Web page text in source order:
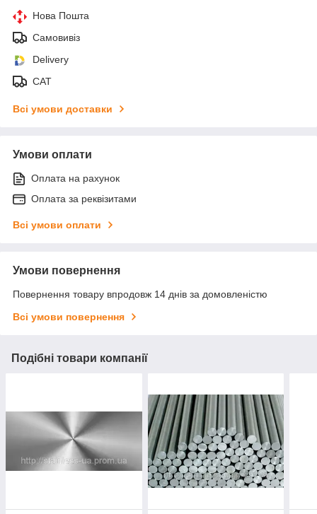
Нова Пошта
Самовивіз
Delivery
САТ
Всі умови доставки
Умови оплати
Оплата на рахунок
Оплата за реквізитами
Всі умови оплати
Умови повернення
Повернення товару впродовж 14 днів за домовленістю
Всі умови повернення
Подібні товари компанії